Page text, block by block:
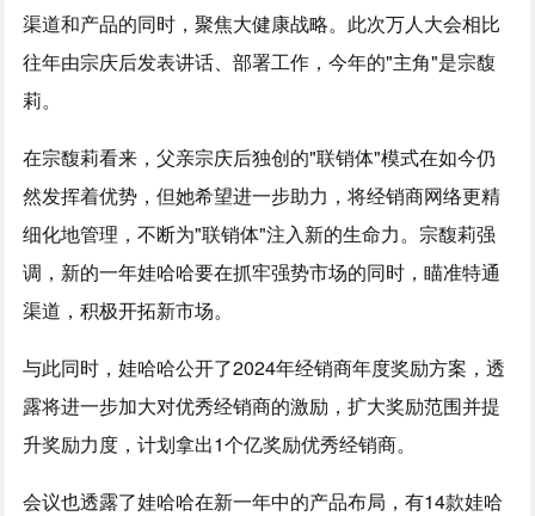
渠道和产品的同时，聚焦大健康战略。此次万人大会相比
往年由宗庆后发表讲话、部署工作，今年的"主角"是宗馥
莉。
在宗馥莉看来，父亲宗庆后独创的"联销体"模式在如今仍
然发挥着优势，但她希望进一步助力，将经销商网络更精
细化地管理，不断为"联销体"注入新的生命力。宗馥莉强
调，新的一年娃哈哈要在抓牢强势市场的同时，瞄准特通
渠道，积极开拓新市场。
与此同时，娃哈哈公开了2024年经销商年度奖励方案，透
露将进一步加大对优秀经销商的激励，扩大奖励范围并提
升奖励力度，计划拿出1个亿奖励优秀经销商。
会议也透露了娃哈哈在新一年中的产品布局，有14款娃哈